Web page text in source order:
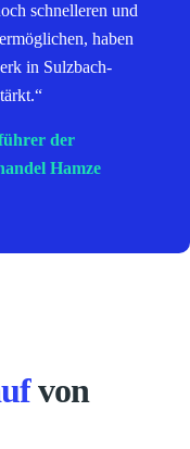
schnelleren und
haben
in Sulzbach-
der
Hamze
von